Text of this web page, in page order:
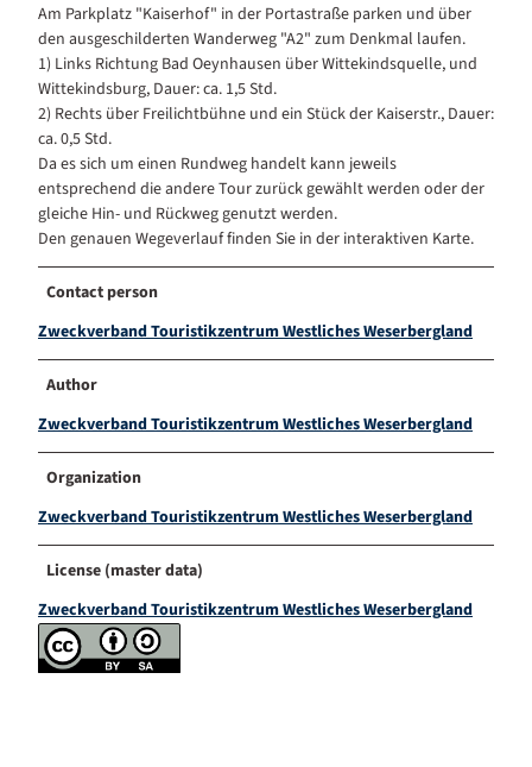
Am Parkplatz "Kaiserhof" in der Portastraße parken und über
den ausgeschilderten Wanderweg "A2" zum Denkmal laufen.
1) Links Richtung Bad Oeynhausen über Wittekindsquelle, und
Wittekindsburg, Dauer: ca. 1,5 Std.
2) Rechts über Freilichtbühne und ein Stück der Kaiserstr., Dauer:
ca. 0,5 Std.
Da es sich um einen Rundweg handelt kann jeweils
entsprechend die andere Tour zurück gewählt werden oder der
gleiche Hin- und Rückweg genutzt werden.
Den genauen Wegeverlauf finden Sie in der interaktiven Karte.
Contact person
Zweckverband Touristikzentrum Westliches Weserbergland
Author
Zweckverband Touristikzentrum Westliches Weserbergland
Organization
Zweckverband Touristikzentrum Westliches Weserbergland
License (master data)
Zweckverband Touristikzentrum Westliches Weserbergland